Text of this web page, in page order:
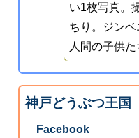
い1枚写真。
ちり。ジン
人間の子供た
神戸どうぶつ王国
Facebook